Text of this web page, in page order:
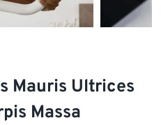
Mauris Ultrices
Massa